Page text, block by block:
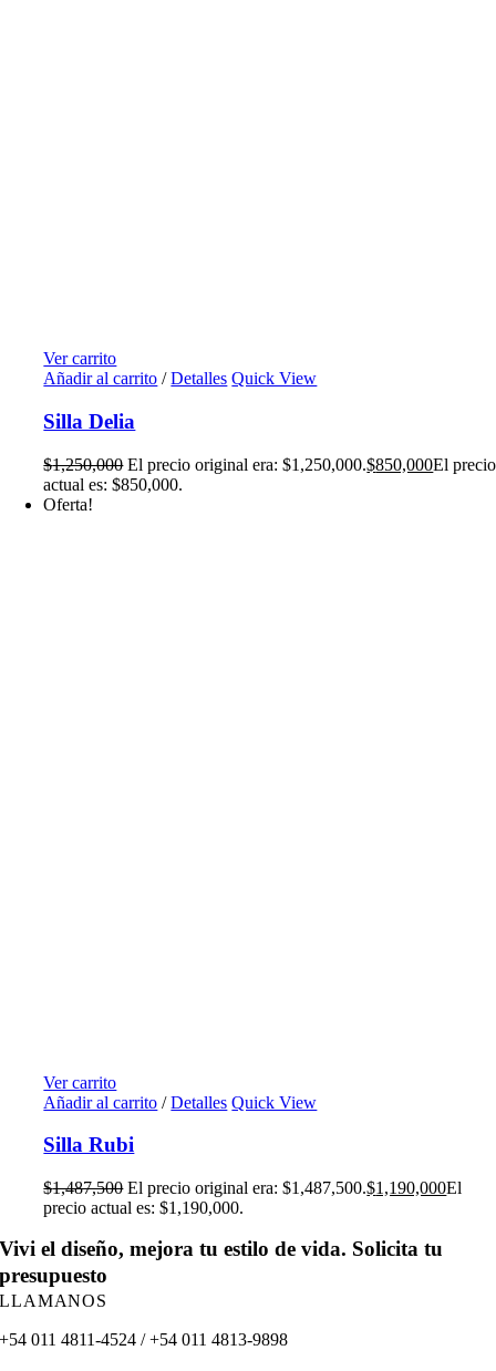
Ver carrito
Añadir al carrito / Detalles Quick View
Silla Delia
$1,250,000 El precio original era: $1,250,000.$850,000El precio
actual es: $850,000.
Oferta!
Ver carrito
Añadir al carrito / Detalles Quick View
Silla Rubi
$1,487,500 El precio original era: $1,487,500.$1,190,000El
precio actual es: $1,190,000.
Vivi el diseño, mejora tu estilo de vida. Solicita tu
presupuesto
LLAMANOS
+54 011 4811-4524 / +54 011 4813-9898